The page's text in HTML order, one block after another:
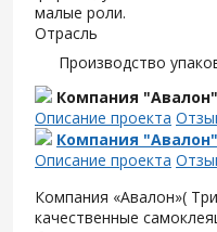
малые роли.
Отрасль
Производство
Компания
Описание проекта
Компания
Описание проекта
Компания «Авалон»(
качественные